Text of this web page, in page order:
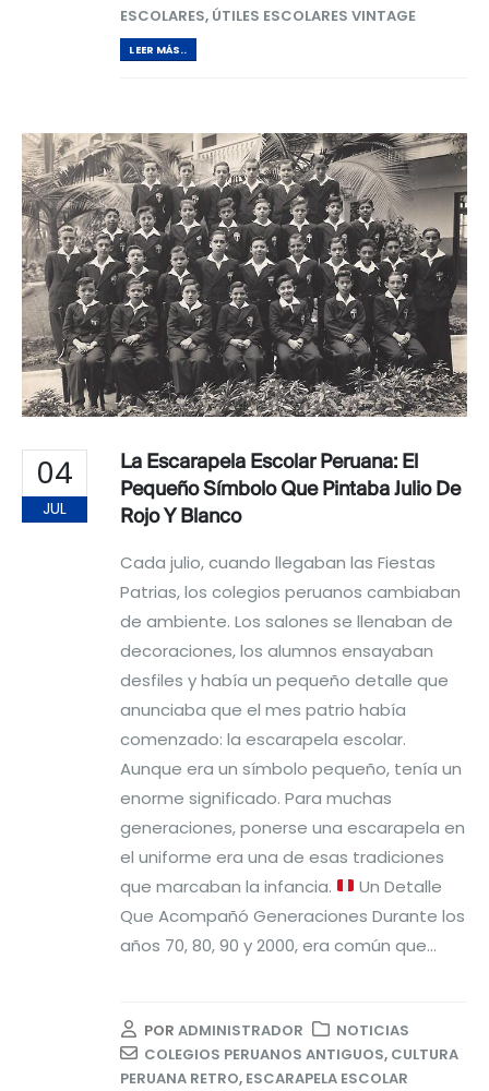
ESCOLARES, ÚTILES ESCOLARES VINTAGE
LEER MÁS..
04
JUL
La Escarapela Escolar Peruana: El
Pequeño Símbolo Que Pintaba Julio De
Rojo Y Blanco
Cada julio, cuando llegaban las Fiestas
Patrias, los colegios peruanos cambiaban
de ambiente. Los salones se llenaban de
decoraciones, los alumnos ensayaban
desfiles y había un pequeño detalle que
anunciaba que el mes patrio había
comenzado: la escarapela escolar.
Aunque era un símbolo pequeño, tenía un
enorme significado. Para muchas
generaciones, ponerse una escarapela en
el uniforme era una de esas tradiciones
que marcaban la infancia.
Un Detalle
Que Acompañó Generaciones Durante los
años 70, 80, 90 y 2000, era común que...
POR ADMINISTRADOR
NOTICIAS
COLEGIOS PERUANOS ANTIGUOS, CULTURA
PERUANA RETRO, ESCARAPELA ESCOLAR